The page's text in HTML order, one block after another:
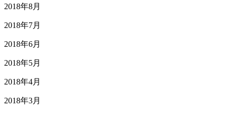
2018年8月
2018年7月
2018年6月
2018年5月
2018年4月
2018年3月